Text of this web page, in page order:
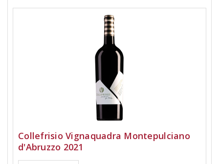
Collefrisio Vignaquadra Montepulciano
d'Abruzzo 2021